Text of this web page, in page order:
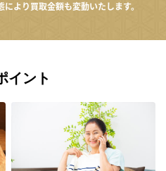
より買取金額も変動いたします。
イント